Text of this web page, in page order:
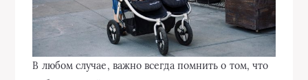
В любом случае, важно всегда помнить о том, что